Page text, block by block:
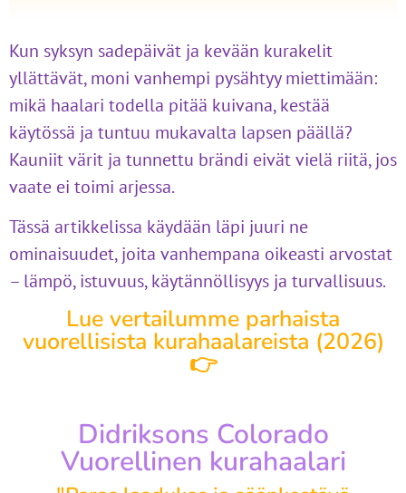
Kun syksyn sadepäivät ja kevään kurakelit
yllättävät, moni vanhempi pysähtyy miettimään:
mikä haalari todella pitää kuivana, kestää
käytössä ja tuntuu mukavalta lapsen päällä?
Kauniit värit ja tunnettu brändi eivät vielä riitä, jos
vaate ei toimi arjessa.
Tässä artikkelissa käydään läpi juuri ne
ominaisuudet, joita vanhempana oikeasti arvostat
– lämpö, istuvuus, käytännöllisyys ja turvallisuus.
Lue vertailumme parhaista
vuorellisista kurahaalareista (2026)
👉
Didriksons Colorado
Vuorellinen kurahaalari